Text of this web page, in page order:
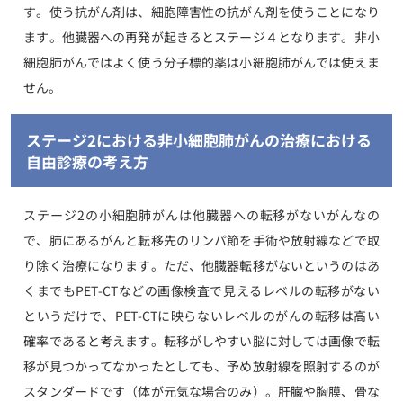
す。使う抗がん剤は、細胞障害性の抗がん剤を使うことになり
ます。他臓器への再発が起きるとステージ４となります。非小
細胞肺がんではよく使う分子標的薬は小細胞肺がんでは使えま
せん。
ステージ2における非小細胞肺がんの治療における
自由診療の考え方
ステージ2の小細胞肺がんは他臓器への転移がないがんなの
で、肺にあるがんと転移先のリンパ節を手術や放射線などで取
り除く治療になります。ただ、他臓器転移がないというのはあ
くまでもPET-CTなどの画像検査で見えるレベルの転移がない
というだけで、PET-CTに映らないレベルのがんの転移は高い
確率であると考えます。転移がしやすい脳に対しては画像で転
移が見つかってなかったとしても、予め放射線を照射するのが
スタンダードです（体が元気な場合のみ）。肝臓や胸膜、骨な